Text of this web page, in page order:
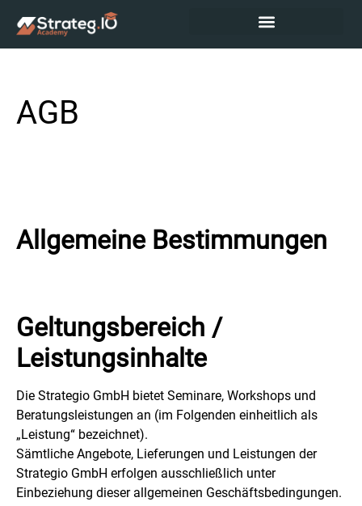
AGB
Allgemeine Bestimmungen
Geltungsbereich /
Leistungsinhalte
Die Strategio GmbH bietet Seminare, Workshops und
Beratungsleistungen an (im Folgenden einheitlich als
„Leistung“ bezeichnet).
Sämtliche Angebote, Lieferungen und Leistungen der
Strategio GmbH erfolgen ausschließlich unter
Einbeziehung dieser allgemeinen Geschäftsbedingungen.